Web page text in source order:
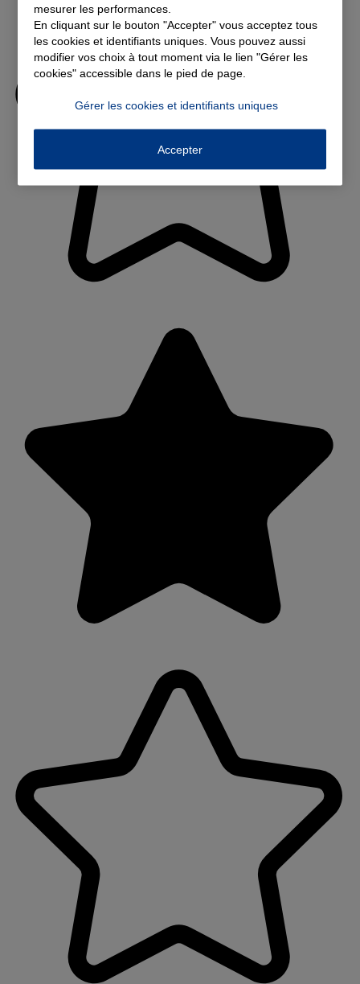
mesurer les performances.
En cliquant sur le bouton "Accepter" vous acceptez tous
les cookies et identifiants uniques. Vous pouvez aussi
modifier vos choix à tout moment via le lien "Gérer les
cookies" accessible dans le pied de page.
Gérer les cookies et identifiants uniques
Accepter